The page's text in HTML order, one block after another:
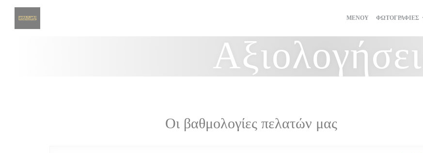
Πίνακας διαχείρισης "Μπισκότων" (Cookies)
ΜΕΝΟΎ ΦΩΤΟΓΡΑΦΊΕΣ
Οι βαθμολογίες πελατών μας